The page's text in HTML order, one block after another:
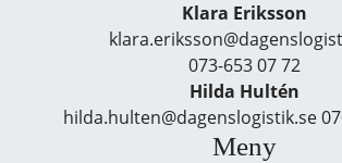
Klara Eriksson
073-653 07 72
Hilda Hultén
hilda.hulten@dagenslogistik.se
Meny